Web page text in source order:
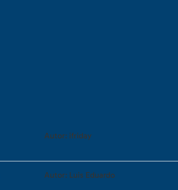
Autor: ifriday
Autor: Luis Eduardo